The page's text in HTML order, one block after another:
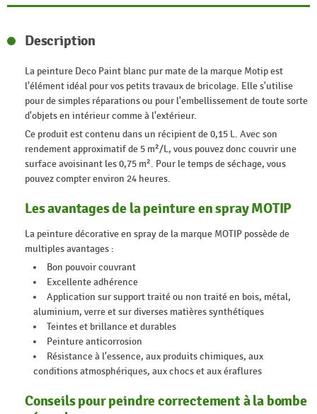
Description
La peinture Deco Paint blanc pur mate de la marque Motip est
l'élément idéal pour vos petits travaux de bricolage. Elle s'utilise
pour de simples réparations ou pour l'embellissement de toute sorte
d'objets en intérieur comme à l'extérieur.
Ce produit est contenu dans un récipient de 0,15 L. Avec son
rendement approximatif de 5 m²/L, vous pouvez donc couvrir une
surface avoisinant les 0,75 m². Pour le temps de séchage, vous
pouvez compter environ 24 heures.
Les avantages de la peinture en spray MOTIP
La peinture décorative en spray de la marque MOTIP possède de
multiples avantages :
Bon pouvoir couvrant
Excellente adhérence
Application sur support traité ou non traité en bois, métal,
aluminium, verre et sur diverses matières synthétiques
Teintes et brillance et durables
Peinture anticorrosion
Résistance à l'essence, aux produits chimiques, aux
conditions atmosphériques, aux chocs et aux éraflures
Conseils pour peindre correctement à la bombe